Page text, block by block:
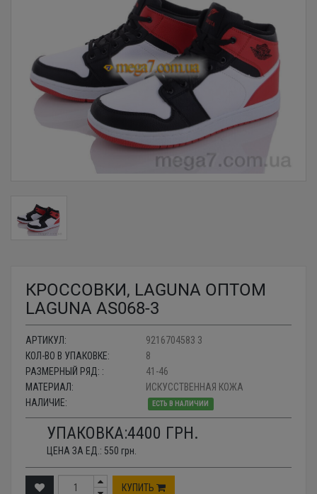
КРОССОВКИ, LAGUNA ОПТОМ
LAGUNA AS068-3
АРТИКУЛ:
9216704583 3
КОЛ-ВО В УПАКОВКЕ:
8
РАЗМЕРНЫЙ РЯД: :
41-46
МАТЕРИАЛ:
ИСКУССТВЕННАЯ КОЖА
НАЛИЧИЕ:
ЕСТЬ В НАЛИЧИИ
УПАКОВКА:4400 ГРН.
ЦЕНА ЗА ЕД.: 550 грн.
КУПИТЬ